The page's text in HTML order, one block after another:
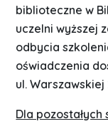
biblioteczne w
uczelni wyższej
odbycia
oświadczenia
ul. Warszawskiej
Dla pozostałych